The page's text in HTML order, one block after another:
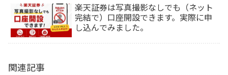
楽天証券は写真撮影なしでも（ネット
完結で）口座開設できます。実際に申
し込んでみました。
関連記事